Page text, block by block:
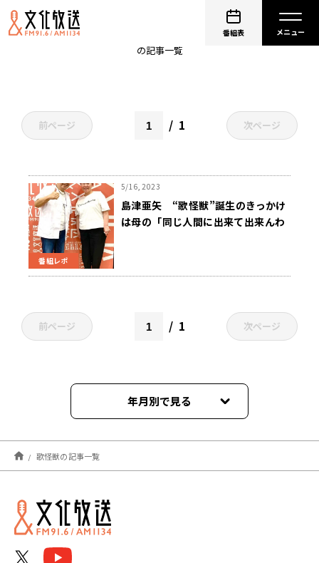
番組表
の記事一覧
前ページ 1 次ページ
番組レポ
5/16, 2023
島津亜矢 “歌怪獣”誕生のきっかけ
は母の「同じ人間に出来て出来んわ
前ページ 1 次ページ
年月別で見る
2023年05月
歌怪獣の記事一覧